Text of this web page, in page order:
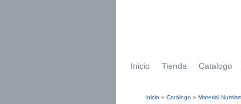
Inicio Tienda Catalogo
Inicio » Catálogo » Material